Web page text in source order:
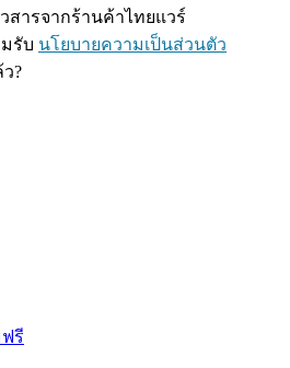
สารจากร้านค้าไทยแวร์
รับ นโยบายความเป็นส่วนตัว
?